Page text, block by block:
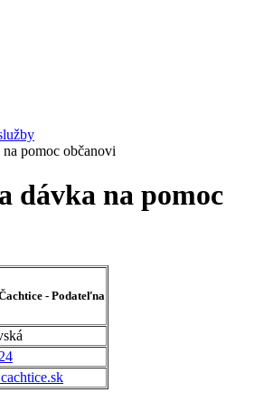
pomoc občanovi
dávka na pomoc
- Podateľna